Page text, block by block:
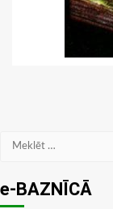
Meklēt:
e-BAZNĪCĀ